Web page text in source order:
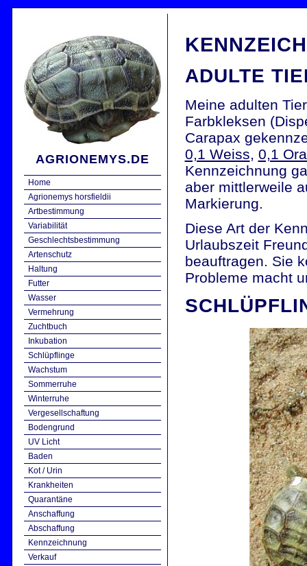
AGRIONEMYS.DE
Home
Agrionemys horsfieldii
Artbestimmung
Variabilität
Geschlechtsbestimmung
Artenschutz
Haltung
Futter
Wasser
Vermehrung
Zuchtbuch
Inkubation
Schlüpflinge
Wachstum
Sommerruhe
Winterruhe
Vergesellschaftung
Bodengrund
UV Licht
Baden
Kot / Urin
Krankheiten
Quarantäne
Anschaffung
Abschaffung
Kennzeichnung
Verkauf
ADULTE
Meine adulten
Farbkleksen
Carapax
0,1 Weiss 0,1
Kennzeichnung
aber mittlerweile
Markierung.
Diese Art der
Urlaubszeit
beauftragen. Sie
Probleme macht